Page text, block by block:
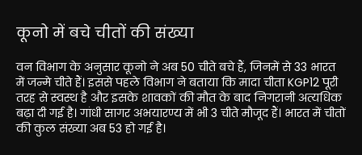
कूनो में बचे चीतों की संख्या
वन विभाग के अनुसार कूनो ने अब 50 चीते बचे हैं, जिनमें से 33 भारत
में जन्मे चीते हैं। इससे पहले विभाग ने बताया कि मादा चीता KGP12 पूरी
तरह से स्वस्थ है और इसके शावकों की मौत के बाद निगरानी अत्यधिक
बढ़ा दी गई है। गांधी सागर अभयारण्य में भी 3 चीते मौजूद हैं। भारत में चीतों
की कुल संख्या अब 53 हो गई है।